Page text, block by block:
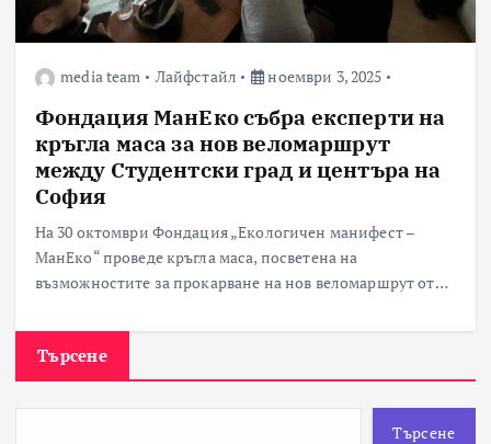
media team Лайфстайл ноември 3, 2025
Фондация МанЕко събра експерти на
кръгла маса за нов веломаршрут
между Студентски град и центъра на
София
На 30 октомври Фондация „Екологичен манифест –
МанЕко“ проведе кръгла маса, посветена на
възможностите за прокарване на нов веломаршрут от…
Търсене
Търсене